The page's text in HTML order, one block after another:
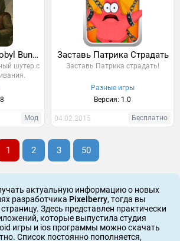
POLYZONA - Chernobyl Bunker
шутер с
Мод
Заставь Патрика Страдать
Заставь Патрика страдать!
Разные игры
Версия: 1.0
04.02.2015 Бесплатно
1 2 3 50
актуальную информацию о новых
разработчика Pixelberry, тогда вы
Здесь представлен практически
которые выпустила студия
игры и ios программы можно скачать
Список постоянно пополняется,